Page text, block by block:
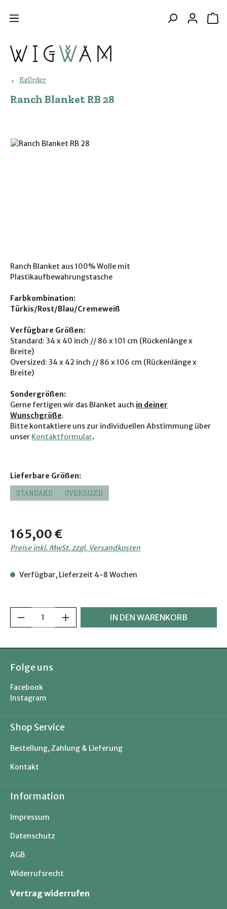
ReOrder
Ranch Blanket RB 28
Bildergalerie überspringen
Ranch Blanket aus 100% Wolle mit
Plastikaufbewahrungstasche
Farbkombination:
Türkis/Rost/Blau/Cremeweiß
Verfügbare Größen:
Standard: 34 x 40 inch // 86 x 101 cm (Rückenlänge x
Breite)
Oversized: 34 x 42 inch // 86 x 106 cm (Rückenlänge x
Breite)
Sondergrößen:
Gerne fertigen wir das Blanket auch in deiner
Wunschgröße.
Bitte kontaktiere uns zur individuellen Abstimmung über
unser Kontaktformular.
Regulärer Preis:
165,00 €
Preise inkl. MwSt. zzgl. Versandkosten
Verfügbar, Lieferzeit 4-8 Wochen
Lieferbare Größen:auswählen
STANDARD
OVERSIZED
Produkt Anzahl: Gib den gewünschten
IN DEN WARENKORB
Folge uns
Facebook
Instagram
Shop Service
Bestellung, Zahlung & Lieferung
Kontakt
Information
Impressum
Datenschutz
AGB
Widerrufsrecht
Vertrag widerrufen